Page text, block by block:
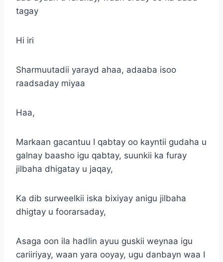
tagay
Hi iri
Sharmuutadii yarayd ahaa, adaaba isoo
raadsaday miyaa
Haa,
Markaan gacantuu I qabtay oo kayntii gudaha u
galnay baasho igu qabtay, suunkii ka furay
jilbaha dhigatay u jaqay,
Ka dib surweelkii iska bixiyay anigu jilbaha
dhigtay u foorarsaday,
Asaga oon ila hadlin ayuu guskii weynaa igu
cariiriyay, waan yara ooyay, ugu danbayn waa I